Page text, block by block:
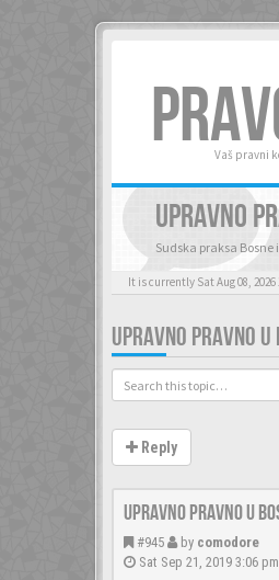
Vaš pravni
UPRAVNO
Sudska praksa
It is currently Sat Aug 08, 2026
UPRAVNO PRAVNO
Reply
Upravno pravno u
#945 by comodore
Sat Sep 21, 2019 3:06 pm